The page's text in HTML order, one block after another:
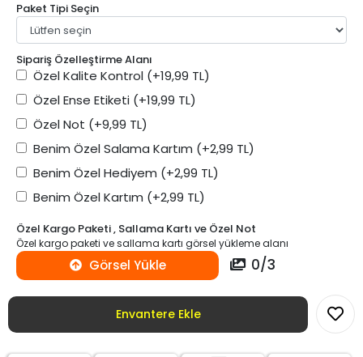
Paket Tipi Seçin
Sipariş Özelleştirme Alanı
Özel Kalite Kontrol (+19,99 TL)
Özel Ense Etiketi (+19,99 TL)
Özel Not (+9,99 TL)
Benim Özel Salama Kartım (+2,99 TL)
Benim Özel Hediyem (+2,99 TL)
Benim Özel Kartım (+2,99 TL)
Özel Kargo Paketi , Sallama Kartı ve Özel Not
Özel kargo paketi ve sallama kartı görsel yükleme alanı
Görsel Yükle 0/3
Envantere Ekle